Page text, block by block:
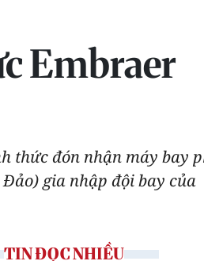
Embraer
thức đón nhận máy bay
gia nhập đội bay của
TIN ĐỌC NHIỀU